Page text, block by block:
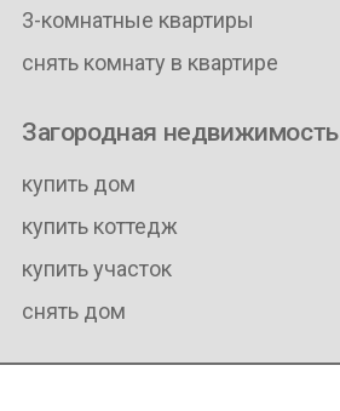
3-комнатные квартиры
снять комнату в квартире
Загородная недвижимость
купить дом
купить коттедж
купить участок
снять дом